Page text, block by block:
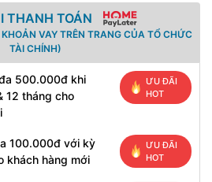
THANH TOÁN
VAY TRÊN TRANG CỦA TỔ CHỨC
TÀI CHÍNH)
500.000đ khi
12 tháng cho
ƯU ĐÃI
HOT
100.000đ với kỳ
khách hàng mới
ƯU ĐÃI
HOT